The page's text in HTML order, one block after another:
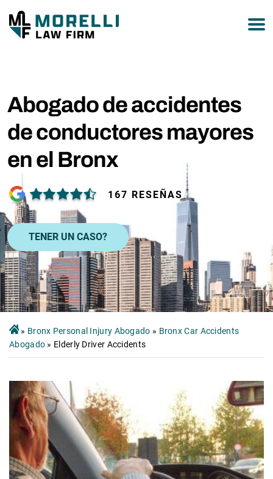
Abogado de accidentes
de conductores mayores
en el Bronx
167 RESEÑAS
TENER UN CASO?
» Bronx Personal Injury Abogado » Bronx Car Accidents
Abogado » Elderly Driver Accidents